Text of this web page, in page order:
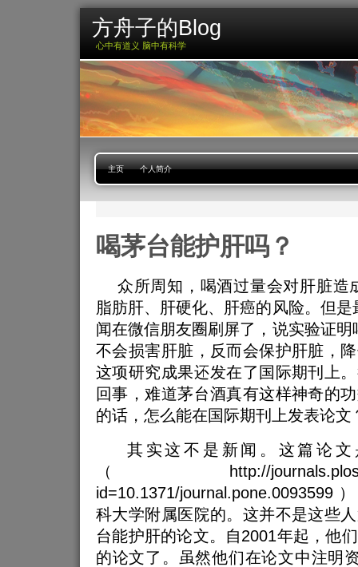
方舟子的Blog
心中有道义 脑中有科学
主页 个人简介
喝茅台能护肝吗？
众所周知，喝酒过量会对肝脏造
脂肪肝、肝硬化、肝癌的风险。但是
闻在微信朋友圈刷屏了，说实验证明
不会损害肝脏，反而会保护肝脏，
这项研究成果还发在了国际期刊上
回事，难道茅台酒真有这样神奇的
的话，怎么能在国际期刊上发表论文
其实这不是新闻。这篇论文
（http://journals.plos.org/
id=10.1371/journal.pone.0093599
科大学附属医院的。这并不是这些
台能护肝的论文。自2001年起，他
的论文了。虽然他们在论文中注明